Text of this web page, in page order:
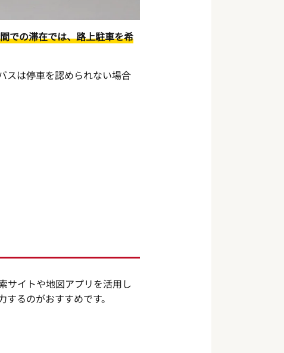
での滞在では、路上駐車を希
スは停車を認められない場合
サイトや地図アプリを活用し
るのがおすすめです。